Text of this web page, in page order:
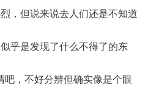
但说来说去人们还是不知道
是发现了什么不得了的东
，不好分辨但确实像是个眼